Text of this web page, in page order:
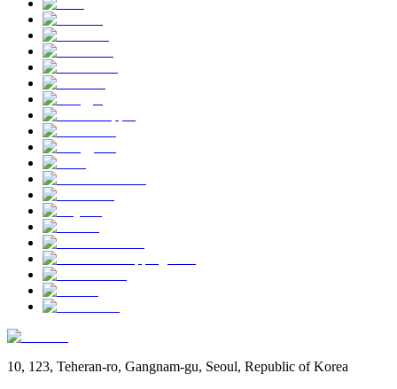
10, 123, Teheran-ro, Gangnam-gu, Seoul, Republic of Korea